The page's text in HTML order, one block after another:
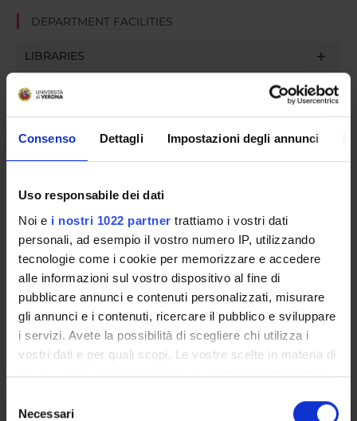
Consenso Dettagli Impostazioni degli annunci
Uso responsabile dei dati
Noi e i nostri 1022 partner trattiamo i vostri dati
personali, ad esempio il vostro numero IP, utilizzando
tecnologie come i cookie per memorizzare e accedere
alle informazioni sul vostro dispositivo al fine di
pubblicare annunci e contenuti personalizzati, misurare
gli annunci e i contenuti, ricercare il pubblico e sviluppare
i servizi. Avete la possibilità di scegliere chi utilizza i
vostri dati e per quali scopi. Le vostre scelte in materia di
privacy sono applicabili solo su questa proprietà digitale
modificare o revocare il proprio consenso in qualsiasi
delNecessari
DEPARTMENT FACILITIES
LIBRARIES
CENTRES
SPIN OFF AND COMPANIES
COMMUNAL AREA
Contacts
People
Places
Calendar